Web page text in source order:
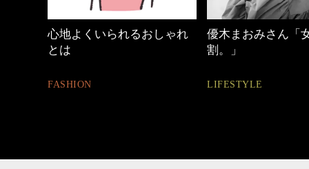
優木まおみさん「女の時間
割。」
LIFESTYLE
働く女性のバッグ